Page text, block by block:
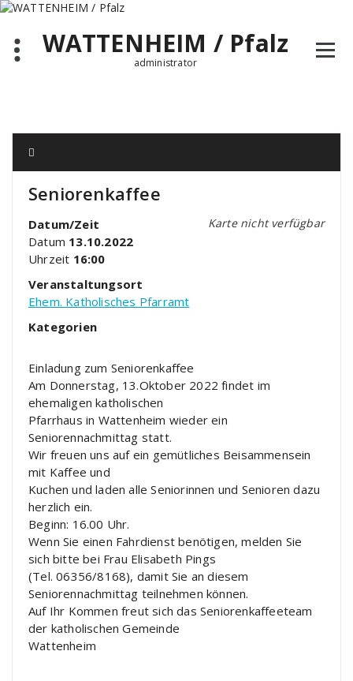
Zum
springenWATTENHEIM / Pfalz
administrator
Seniorenkaffee
Karte nicht verfügbar
Datum/Zeit
Datum 13.10.2022
Uhrzeit 16:00
Veranstaltungsort
Ehem. Katholisches Pfarramt
Kategorien
Einladung zum Seniorenkaffee
Am Donnerstag, 13.Oktober 2022 findet im
ehemaligen katholischen
Pfarrhaus in Wattenheim wieder ein
Seniorennachmittag statt.
Wir freuen uns auf ein gemütliches Beisammensein
mit Kaffee und
Kuchen und laden alle Seniorinnen und Senioren dazu
herzlich ein.
Beginn: 16.00 Uhr.
Wenn Sie einen Fahrdienst benötigen, melden Sie
sich bitte bei Frau Elisabeth Pings
(Tel. 06356/8168), damit Sie an diesem
Seniorennachmittag teilnehmen können.
Auf Ihr Kommen freut sich das Seniorenkaffeeteam
der katholischen Gemeinde
Wattenheim